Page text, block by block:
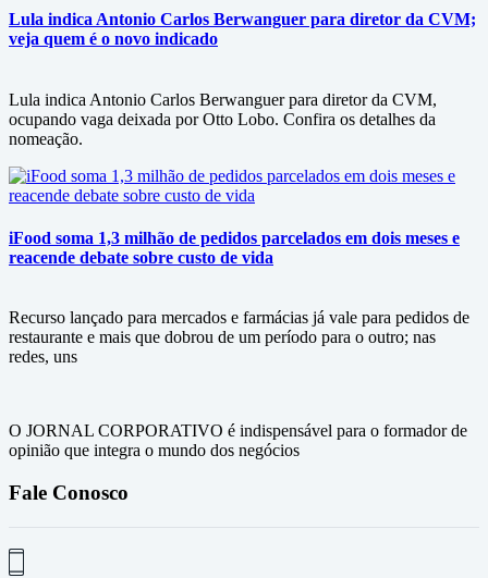
Lula indica Antonio Carlos Berwanguer para diretor da CVM;
veja quem é o novo indicado
Lula indica Antonio Carlos Berwanguer para diretor da CVM,
ocupando vaga deixada por Otto Lobo. Confira os detalhes da
nomeação.
iFood soma 1,3 milhão de pedidos parcelados em dois meses e
reacende debate sobre custo de vida
Recurso lançado para mercados e farmácias já vale para pedidos de
restaurante e mais que dobrou de um período para o outro; nas
redes, uns
O JORNAL CORPORATIVO é indispensável para o formador de
opinião que integra o mundo dos negócios
Fale Conosco